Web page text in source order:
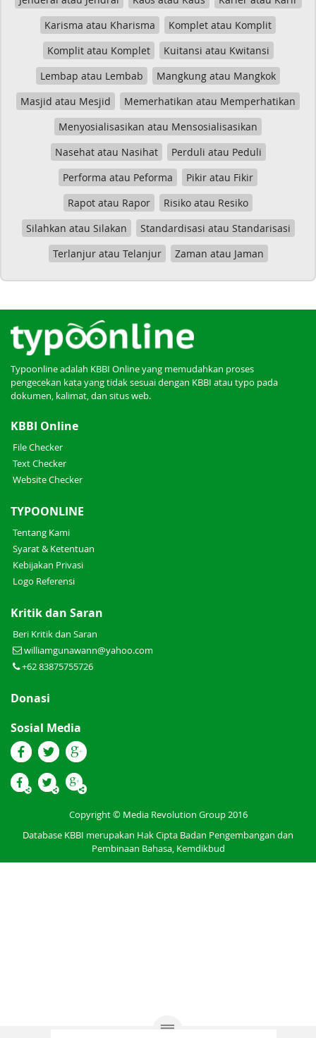
Karisma atau Kharisma
Komplet atau Komplit
Komplit atau Komplet
Kuitansi atau Kwitansi
Lembap atau Lembab
Mangkung atau Mangkok
Masjid atau Mesjid
Memerhatikan atau Memperhatikan
Menyosialisasikan atau Mensosialisasikan
Nasehat atau Nasihat
Perduli atau Peduli
Performa atau Peforma
Pikir atau Fikir
Rapot atau Rapor
Risiko atau Resiko
Silahkan atau Silakan
Standardisasi atau Standarisasi
Terlanjur atau Telanjur
Zaman atau Jaman
Typoonline adalah KBBI Online yang memudahkan proses
pengecekan kata yang tidak sesuai dengan KBBI atau typo pada
dokumen, kalimat, dan situs web.
KBBI Online
File Checker
Text Checker
Website Checker
TYPOONLINE
Tentang Kami
Syarat & Ketentuan
Kebijakan Privasi
Logo Referensi
Kritik dan Saran
Beri Kritik dan Saran
williamgunawann@yahoo.com
+62 83875755726
Donasi
Sosial Media
Copyright © Media Revolution Group 2016
Database KBBI merupakan Hak Cipta Badan Pengembangan dan
Pembinaan Bahasa, Kemdikbud